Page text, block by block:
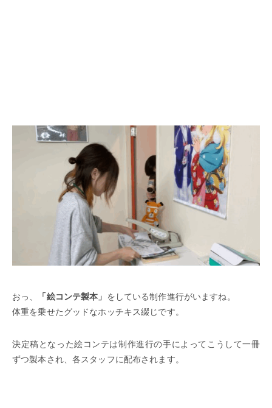
おっ、 「絵コンテ製本」 をしている制作進行がいますね。
体重を乗せたグッドなホッチキス綴じです。
決定稿となった絵コンテは制作進行の手によってこうして一冊
ずつ製本され、各スタッフに配布されます。